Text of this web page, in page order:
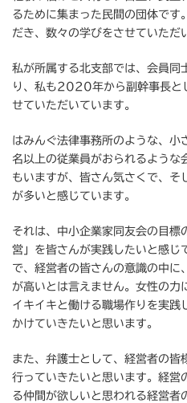
るために集まった民間の団体で
だき、数々の学びをさせていただ
私が所属する北支部では、会員同
り、私も2020年から副幹事長と
せていただいています。
はみんぐ法律事務所のような、
名以上の従業員がおられるような
もいますが、皆さん気さくで、そ
が多いと感じています。
それは、中小企業家同友会の目標
営」を皆さんが実践したいと感じ
で、経営者の皆さんの意識の中に
が高いとは言えません。女性の力
イキイキと働ける職場作りを実践
かけていきたいと思います。
また、弁護士として、経営者の皆
行っていきたいと思います。経営
る仲間が欲しいと思われる経営者